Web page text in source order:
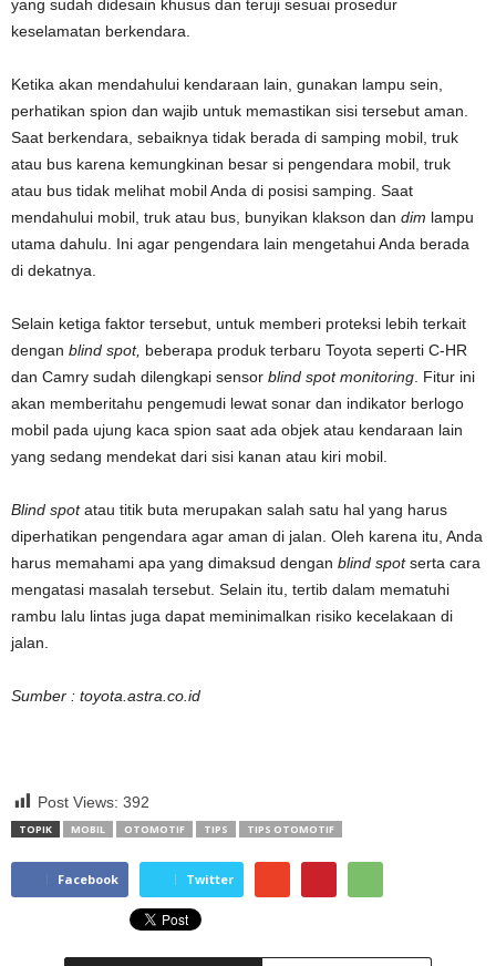
yang sudah didesain khusus dan teruji sesuai prosedur
keselamatan berkendara.
Ketika akan mendahului kendaraan lain, gunakan lampu sein,
perhatikan spion dan wajib untuk memastikan sisi tersebut aman.
Saat berkendara, sebaiknya tidak berada di samping mobil, truk
atau bus karena kemungkinan besar si pengendara mobil, truk
atau bus tidak melihat mobil Anda di posisi samping. Saat
mendahului mobil, truk atau bus, bunyikan klakson dan dim lampu
utama dahulu. Ini agar pengendara lain mengetahui Anda berada
di dekatnya.
Selain ketiga faktor tersebut, untuk memberi proteksi lebih terkait
dengan blind spot, beberapa produk terbaru Toyota seperti C-HR
dan Camry sudah dilengkapi sensor blind spot monitoring . Fitur ini
akan memberitahu pengemudi lewat sonar dan indikator berlogo
mobil pada ujung kaca spion saat ada objek atau kendaraan lain
yang sedang mendekat dari sisi kanan atau kiri mobil.
Blind spotatau titik buta merupakan salah satu hal yang harus
diperhatikan pengendara agar aman di jalan. Oleh karena itu, Anda
harus memahami apa yang dimaksud dengan blind spotserta cara
mengatasi masalah tersebut. Selain itu, tertib dalam mematuhi
rambu lalu lintas juga dapat meminimalkan risiko kecelakaan di
jalan.
Sumber : toyota.astra.co.id
Post Views: 392
TOPIK MOBIL OTOMOTIF TIPS TIPS OTOMOTIF
Facebook Twitter